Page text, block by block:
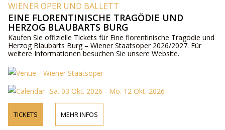
WIENER OPER UND BALLETT
EINE FLORENTINISCHE TRAGÖDIE UND
HERZOG BLAUBARTS BURG
Kaufen Sie offizielle Tickets für Eine florentinische Tragödie und
Herzog Blaubarts Burg – Wiener Staatsoper 2026/2027. Für
weitere Informationen besuchen Sie unsere Website.
Wiener Staatsoper
Sa. 03 Okt. 2026 - Mo. 12 Okt. 2026
TICKETS MEHR INFOS